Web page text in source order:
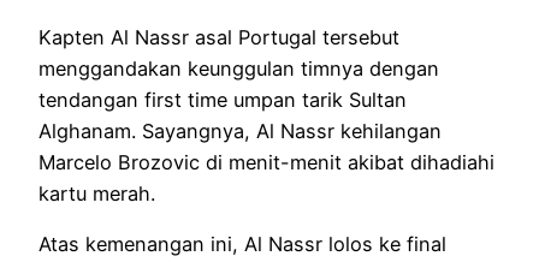
Kapten Al Nassr asal Portugal tersebut
menggandakan keunggulan timnya dengan
tendangan first time umpan tarik Sultan
Alghanam. Sayangnya, Al Nassr kehilangan
Marcelo Brozovic di menit-menit akibat dihadiahi
kartu merah.
Atas kemenangan ini, Al Nassr lolos ke final